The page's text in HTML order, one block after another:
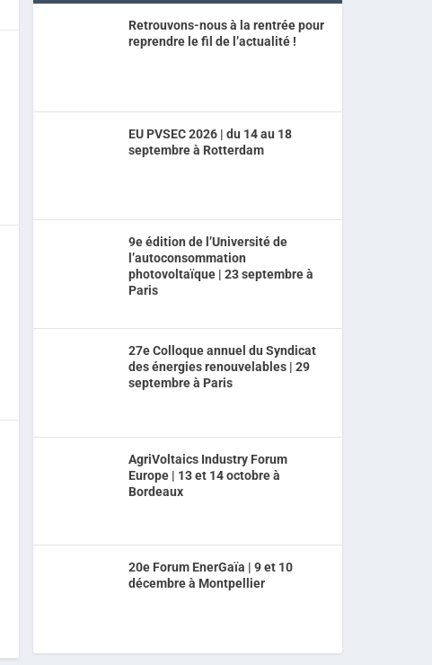
Retrouvons-nous à la rentrée pour
reprendre le fil de l’actualité !
EU PVSEC 2026 | du 14 au 18
septembre à Rotterdam
9e édition de l’Université de
l’autoconsommation
photovoltaïque | 23 septembre à
Paris
27e Colloque annuel du Syndicat
des énergies renouvelables | 29
septembre à Paris
AgriVoltaics Industry Forum
Europe | 13 et 14 octobre à
Bordeaux
20e Forum EnerGaïa | 9 et 10
décembre à Montpellier